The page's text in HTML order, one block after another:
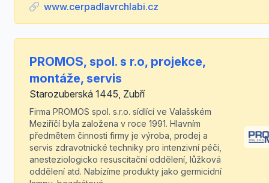
www.cerpadlavrchlabi.cz
PROMOS, spol. s r.o, projekce,
montáže, servis
Starozuberská 1445, Zubří
Firma PROMOS spol. s.r.o. sídlící ve Valašském
Meziříčí byla založena v roce 1991. Hlavním
předmětem činnosti firmy je výroba, prodej a
servis zdravotnické techniky pro intenzivní péči,
anesteziologicko resuscitační oddělení, lůžková
oddělení atd. Nabízíme produkty jako germicidní